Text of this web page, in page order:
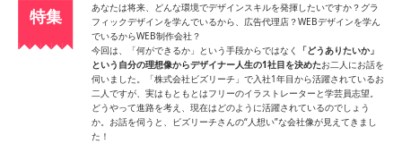
特集
あなたは将来、どんな環境でデザインスキルを発揮したいですか？グラ
フィックデザインを学んでいるから、広告代理店？WEBデザインを学ん
でいるからWEB制作会社？
今回は、「何ができるか」という手段からではなく
「どうありたいか」
という自分の理想像からデザイナー人生の1社目を決めたお二人にお話を
伺いました。「株式会社ビズリーチ」で入社1年目から活躍されているお
二人ですが、実はもともとはフリーのイラストレーターと学芸員志望。
どうやって進路を考え、現在はどのように活躍されているのでしょう
か。お話を伺うと、ビズリーチさんの“人想い”な会社像が見えてきまし
た！